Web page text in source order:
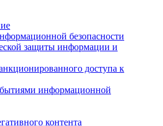
безопасности
защиты информации и
доступа к
информационной
контента